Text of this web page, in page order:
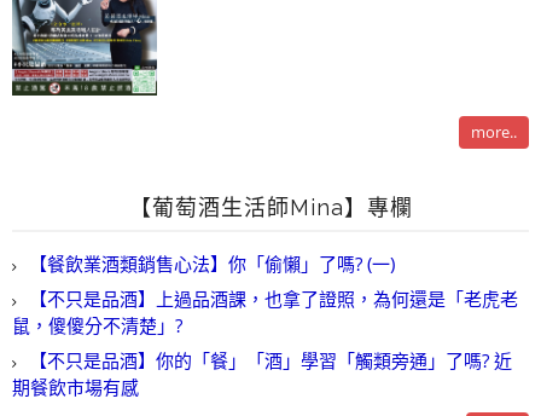
more..
【葡萄酒生活師Mina】專欄
【餐飲業酒類銷售心法】你「偷懶」了嗎? (一)
【不只是品酒】上過品酒課，也拿了證照，為何還是「老虎老
鼠，傻傻分不清楚」?
【不只是品酒】你的「餐」「酒」學習「觸類旁通」了嗎? 近
期餐飲市場有感